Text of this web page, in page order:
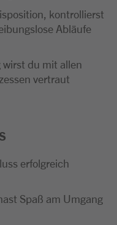
kontrollierst
Abläufe
du mit allen
vertraut
erfolgreich
Spaß am Umgang